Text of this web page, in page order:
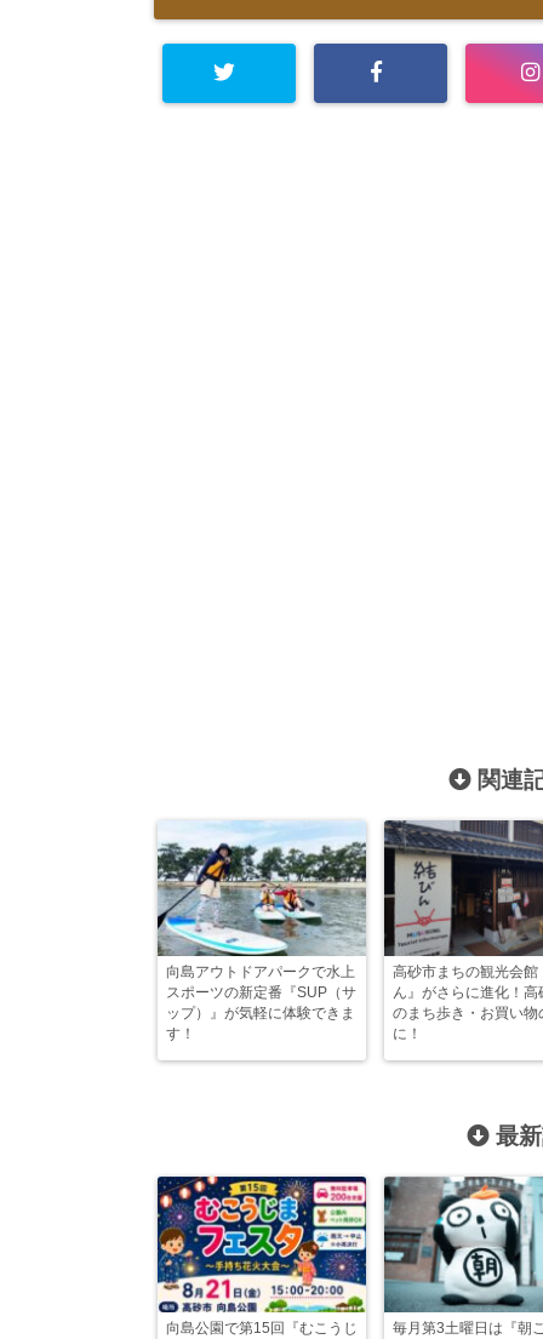
関連
向島アウトドアパークで水上
スポーツの新定番『SUP（サ
ップ）』が気軽に体験できま
す！
高砂市まちの観光会館
ん』がさらに進化！高
のまち歩き・お買い物
に！
最
向島公園で第15回『むこうじ
毎月第3土曜日は『朝